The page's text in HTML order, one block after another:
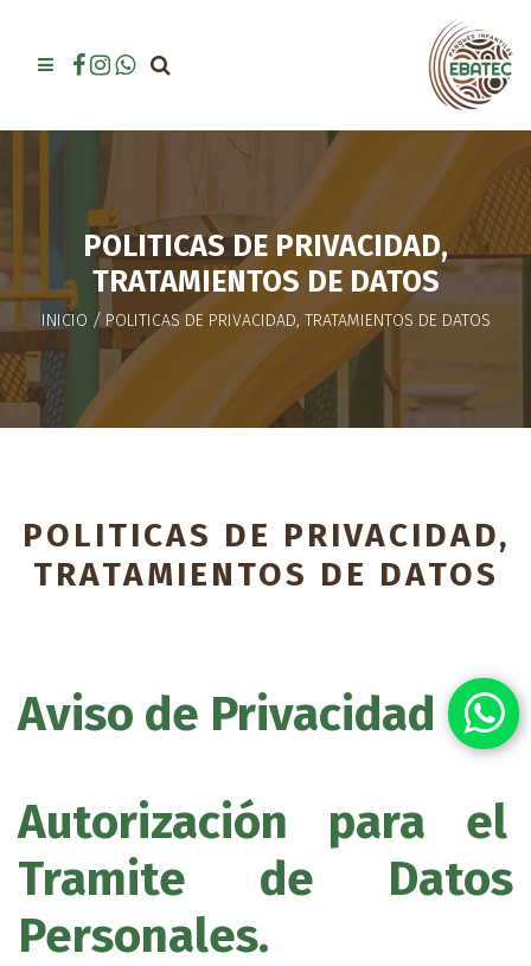
POLITICAS DE PRIVACIDAD,
TRATAMIENTOS DE DATOS
INICIO /POLITICAS DE PRIVACIDAD, TRATAMIENTOS DE DATOS
POLITICAS DE PRIVACIDAD,
TRATAMIENTOS DE DATOS
Aviso de Privacidad
Autorización para el
Tramite de Datos
Personales.